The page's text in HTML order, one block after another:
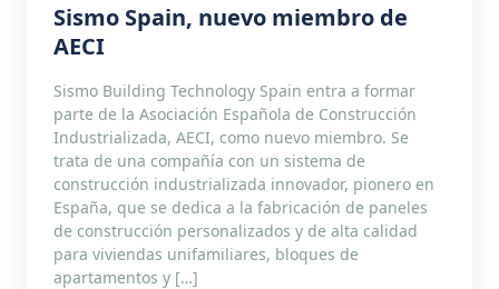
Sismo Spain, nuevo miembro de
AECI
Sismo Building Technology Spain entra a formar
parte de la Asociación Española de Construcción
Industrializada, AECI, como nuevo miembro. Se
trata de una compañía con un sistema de
construcción industrializada innovador, pionero en
España, que se dedica a la fabricación de paneles
de construcción personalizados y de alta calidad
para viviendas unifamiliares, bloques de
apartamentos y […]